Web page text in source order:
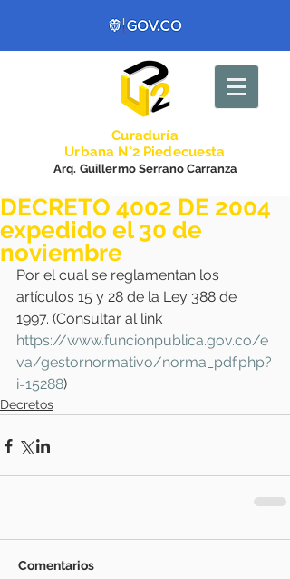
Curaduría
Urbana N°2 Piedecuesta
Arq. Guillermo Serrano Carranza
DECRETO 4002 DE 2004
expedido el 30 de
noviembre
Por el cual se reglamentan los
artículos 15 y 28 de la Ley 388 de
1997. (Consultar al link
https://www.funcionpublica.gov.co/e
va/gestornormativo/norma_pdf.php?
i=15288)
Decretos
Comentarios